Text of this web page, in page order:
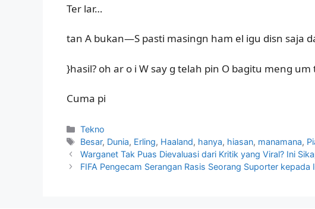
Ter lar…
tan A bukan—S pasti masingn ham el igu disn saja
}hasil? oh ar o i W say g telah pin O bagitu meng um
Cuma pi
Kategori
Tekno
Tag
Besar, Dunia, Erling, Haaland, hanya, hiasan, manamana,
Warganet Tak Puas Dievaluasi dari Kritik yang Viral? Ini
FIFA Pengecam Serangan Rasis Seorang Suporter